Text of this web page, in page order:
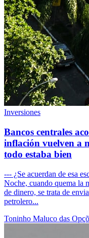
Inversiones
Bancos centrales
inflación vuelven a
todo estaba bien
--- ¿Se acuerdan de esa
Noche, cuando quema la
de dinero, se trata de
petrolero...
Toninho Maluco das